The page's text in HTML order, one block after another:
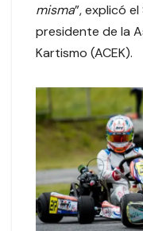
misma”, explicó
presidente de la
Kartismo (ACEK).